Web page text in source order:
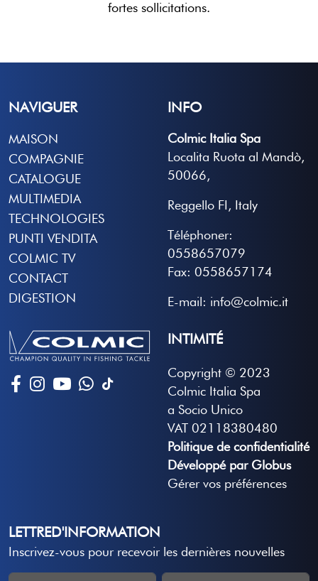
fortes sollicitations.
NAVIGUER
MAISON
COMPAGNIE
CATALOGUE
MULTIMEDIA
TECHNOLOGIES
PUNTI VENDITA
COLMIC TV
CONTACT
DIGESTION
INFO
Colmic Italia Spa
Localita Ruota al Mandò,
50066,
Reggello FI, Italy
Téléphoner:
0558657079
Fax: 0558657174
E-mail: info@colmic.it
INTIMITÉ
Copyright © 2023
Colmic Italia Spa
a Socio Unico
VAT 02118380480
Politique de confidentialité
Développé par Globus
Gérer vos préférences
LETTRED'INFORMATION
Inscrivez-vous pour recevoir les dernières nouvelles